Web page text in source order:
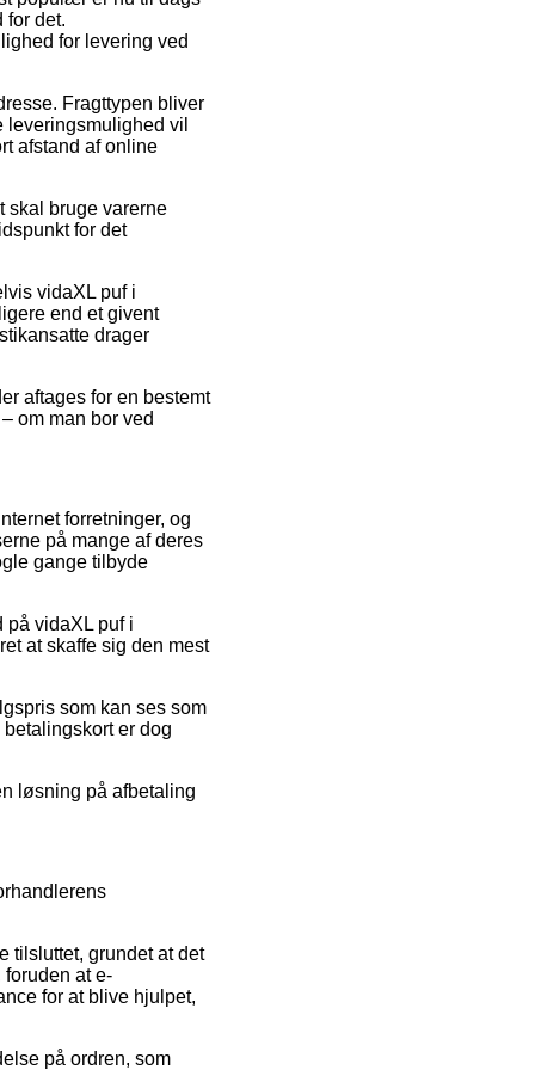
for det.
for levering ved
Fragttypen bliver
vil
afstand af online
skal bruge varerne
for det
vidaXL puf i
end et givent
drager
aftages for en bestemt
om man bor ved
forretninger, og
på mange af deres
gange tilbyde
på vidaXL puf i
at skaffe sig den mest
som kan ses som
er dog
løsning på afbetaling
tilsluttet, grundet at det
at e-
for at blive hjulpet,
på ordren, som